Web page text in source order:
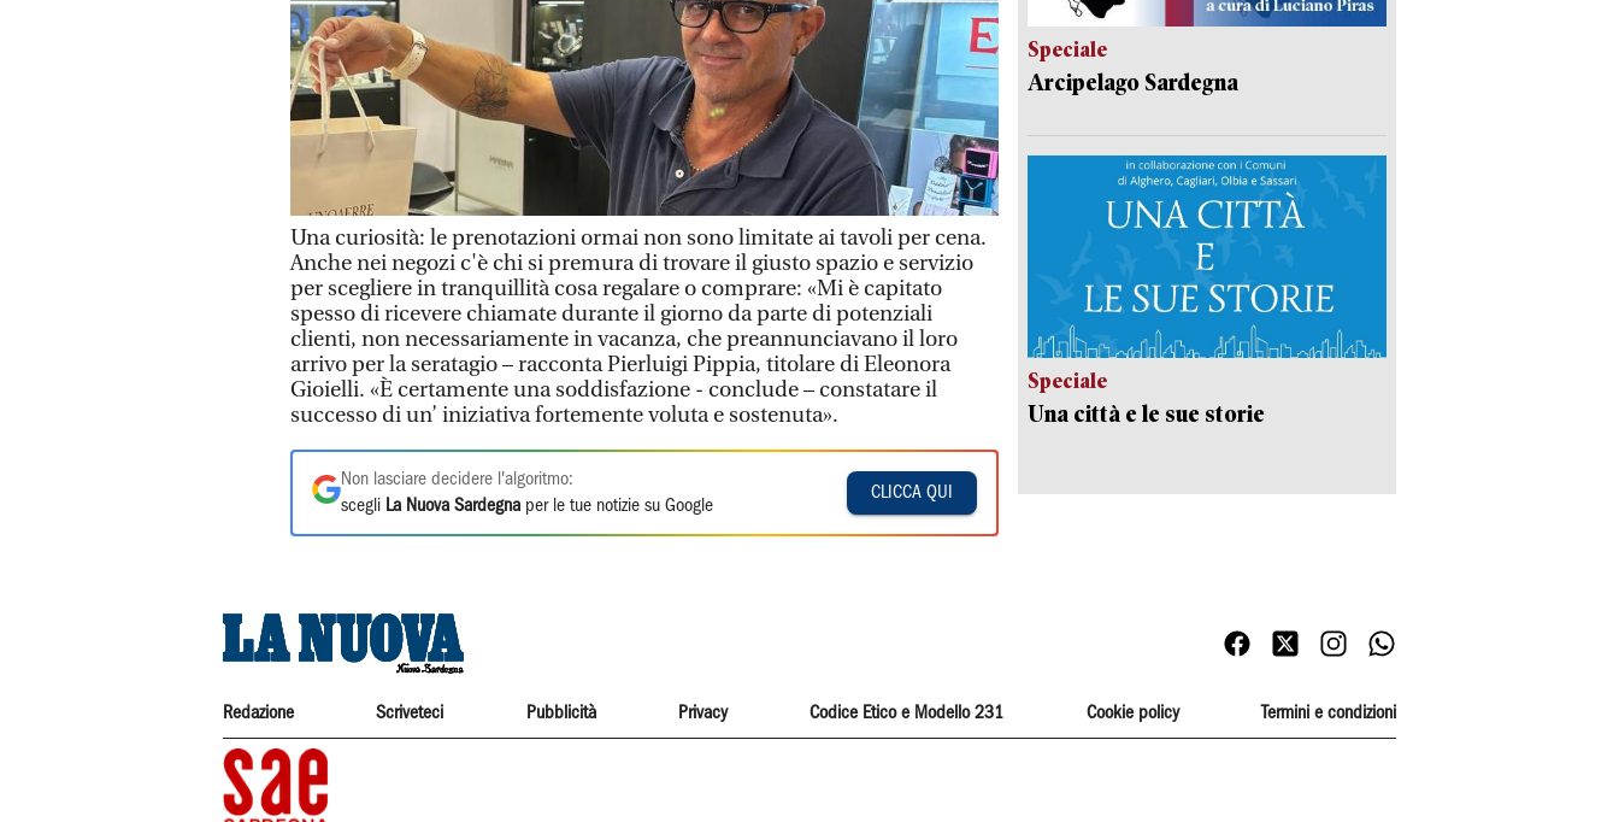
Una curiosità: le prenotazioni ormai non sono limitate ai tavoli per cena.
Anche nei negozi c'è chi si premura di trovare il giusto spazio e servizio
per scegliere in tranquillità cosa regalare o comprare: «Mi è capitato
spesso di ricevere chiamate durante il giorno da parte di potenziali
clienti, non necessariamente in vacanza, che preannunciavano il loro
arrivo per la seratagio – racconta Pierluigi Pippia, titolare di Eleonora
Gioielli. «È certamente una soddisfazione - conclude – constatare il
successo di un’ iniziativa fortemente voluta e sostenuta».
Non lasciare decidere l'algoritmo:
scegli La Nuova Sardegna per le tue notizie su Google
CLICCA QUI
Speciale
Arcipelago Sardegna
Speciale
Una città e le sue storie
Redazione Scriveteci Pubblicità Privacy Codice Etico e Modello 231 Cookie policy Termini e condizioni